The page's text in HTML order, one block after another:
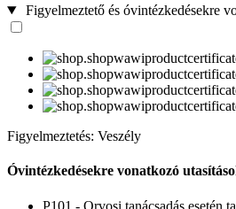
Figyelmeztető és óvintézkedésekre
Figyelmeztetés: Veszély
Óvintézkedésekre vonatkozó
P101 - Orvosi tanácsadás esetén